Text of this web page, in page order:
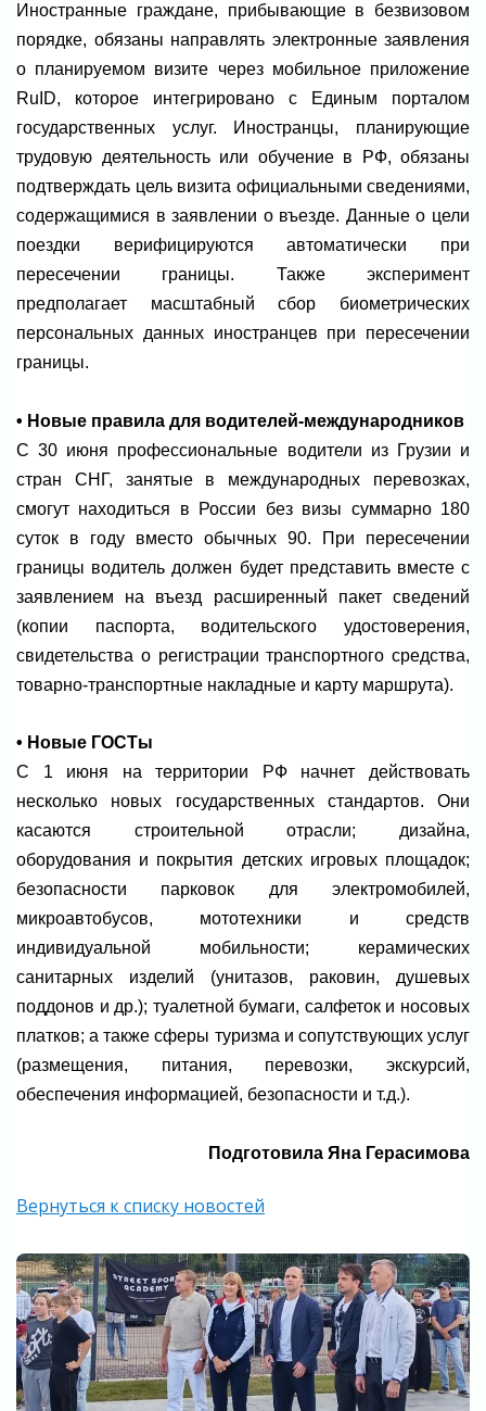
Иностранные граждане, прибывающие в безвизовом
порядке, обязаны направлять электронные заявления
о планируемом визите через мобильное приложение
RuID, которое интегрировано с Единым порталом
государственных услуг. Иностранцы, планирующие
трудовую деятельность или обучение в РФ, обязаны
подтверждать цель визита официальными сведениями,
содержащимися в заявлении о въезде. Данные о цели
поездки верифицируются автоматически при
пересечении границы. Также эксперимент
предполагает масштабный сбор биометрических
персональных данных иностранцев при пересечении
границы.
• Новые правила для водителей‑международников
С 30 июня профессиональные водители из Грузии и
стран СНГ, занятые в международных перевозках,
смогут находиться в России без визы суммарно 180
суток в году вместо обычных 90. При пересечении
границы водитель должен будет представить вместе с
заявлением на въезд расширенный пакет сведений
(копии паспорта, водительского удостоверения,
свидетельства о регистрации транспортного средства,
товарно‑транспортные накладные и карту маршрута).
• Новые ГОСТы
С 1 июня на территории РФ начнет действовать
несколько новых государственных стандартов. Они
касаются строительной отрасли; дизайна,
оборудования и покрытия детских игровых площадок;
безопасности парковок для электромобилей,
микроавтобусов, мототехники и средств
индивидуальной мобильности; керамических
санитарных изделий (унитазов, раковин, душевых
поддонов и др.); туалетной бумаги, салфеток и носовых
платков; а также сферы туризма и сопутствующих услуг
(размещения, питания, перевозки, экскурсий,
обеспечения информацией, безопасности и т.д.).
Подготовила Яна Герасимова
Вернуться к списку новостей